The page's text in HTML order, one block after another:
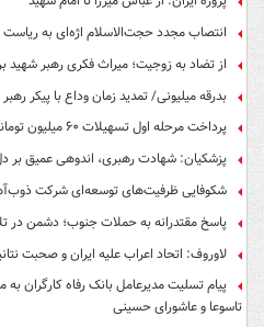
انتصاب مجدد حجت‌الاسلام اژه‌ای به ریاست
از تضاد به زوجیت؛ میراث فکری رهبر شهید
بدرقه میلیونی/ تمدید زمان وداع با پیکر رهبر
پرداخت مرحله اول تسهیلات ۶۰ میلیون تومانی بازنشستگان تامین اجتماعی
پزشکیان: شهادت رهبری، اندوهی عمیق بر
شکوفایی ظرفیت‌های توسعه‌ای شرکت
پاسخ مقتدرانه به حملات جنوب؛ دشمن در
لاوروف: اتحاد اعراب علیه ایران و صحبت
پیام تسلیت مدیرعامل بانک رفاه کارگران
تاسوعا و عاشورای حسینی